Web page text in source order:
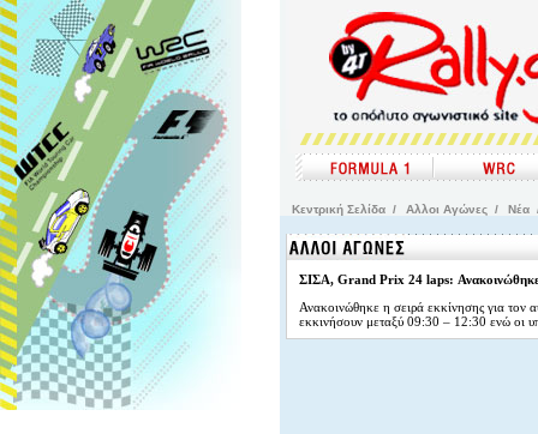
Kεντρική Σελίδα / Αλλοι Αγώνες / Νέα
ΣΙΣΑ, Grand Prix 24 laps: Ανακοινώθηκε
Ανακοινώθηκε η σειρά εκκίνησης για
εκκινήσουν μεταξύ 09:30 – 12:30 ενώ οι